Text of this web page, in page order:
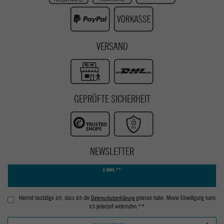
Youtube
VERSAND
GEPRÜFTE SICHERHEIT
NEWSLETTER
E-MAIL **
Hiermit bestätige ich, dass ich die Daten­schutz­erklärunggelesen habe. Meine Einwilligung kann
ich jederzeit widerrufen.**